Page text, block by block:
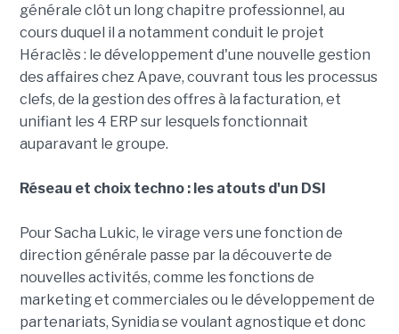
générale clôt un long chapitre professionnel, au
cours duquel il a notamment conduit le projet
Héraclès : le développement d'une nouvelle gestion
des affaires chez Apave, couvrant tous les processus
clefs, de la gestion des offres à la facturation, et
unifiant les 4 ERP sur lesquels fonctionnait
auparavant le groupe.
Réseau et choix techno : les atouts d'un DSI
Pour Sacha Lukic, le virage vers une fonction de
direction générale passe par la découverte de
nouvelles activités, comme les fonctions de
marketing et commerciales ou le développement de
partenariats, Synidia se voulant agnostique et donc